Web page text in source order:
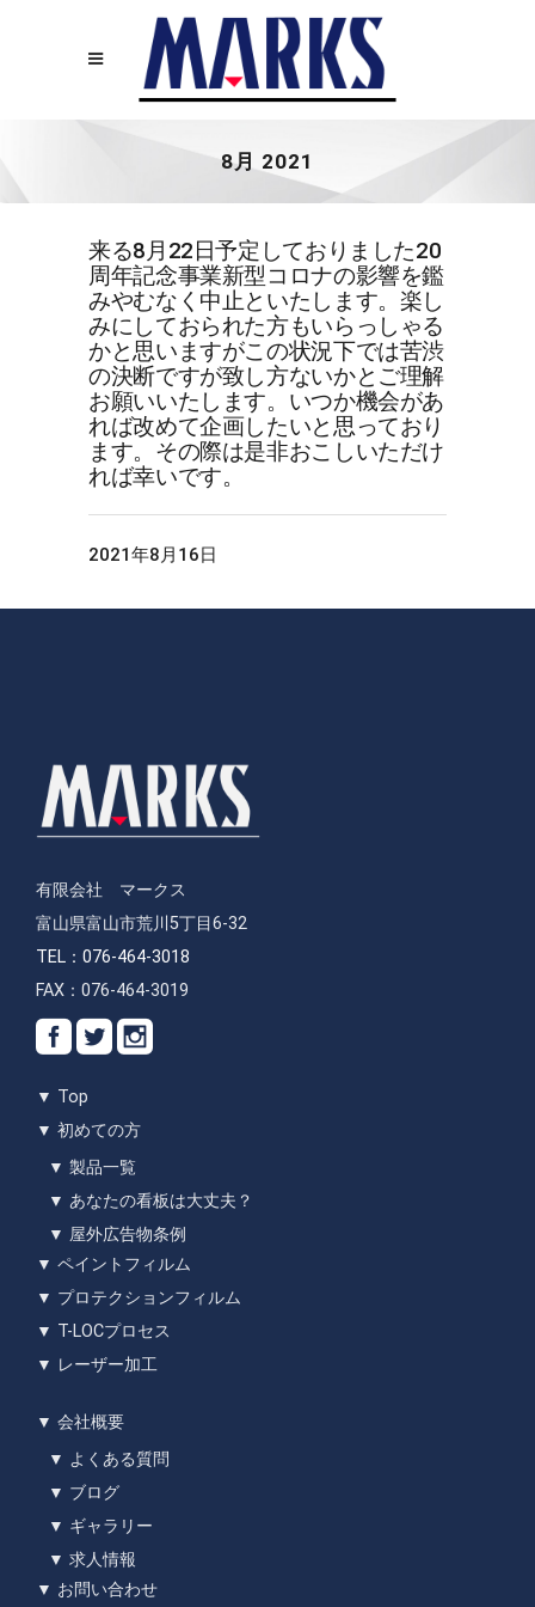
8月 2021
来る8月22日予定しておりました20
周年記念事業新型コロナの影響を鑑
みやむなく中止といたします。楽し
みにしておられた方もいらっしゃる
かと思いますがこの状況下では苦渋
の決断ですが致し方ないかとご理解
お願いいたします。いつか機会があ
れば改めて企画したいと思っており
ます。その際は是非おこしいただけ
れば幸いです。
2021年8月16日
有限会社 マークス
富山県富山市荒川5丁目6-32
TEL：076-464-3018
FAX：076-464-3019
▼ Top
▼ 初めての方
▼ 製品一覧
▼ あなたの看板は大丈夫？
▼ 屋外広告物条例
▼ ペイントフィルム
▼ プロテクションフィルム
▼ T-LOCプロセス
▼ レーザー加工
▼ 会社概要
▼ よくある質問
▼ ブログ
▼ ギャラリー
▼ 求人情報
▼ お問い合わせ